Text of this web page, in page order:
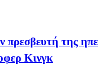
της
Κινγκ